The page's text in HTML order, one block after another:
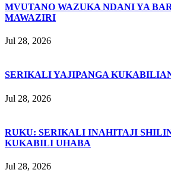
MVUTANO WAZUKA NDANI YA
MAWAZIRI
Jul 28, 2026
SERIKALI YAJIPANGA
Jul 28, 2026
RUKU: SERIKALI INAHITAJI
KUKABILI UHABA
Jul 28, 2026